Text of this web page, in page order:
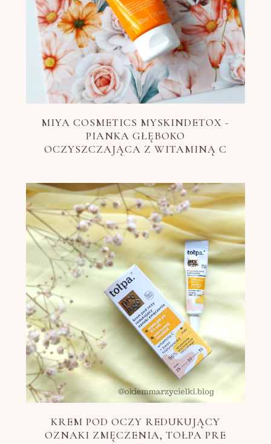
MIYA COSMETICS MYSKINDETOX -
PIANKA GŁĘBOKO
OCZYSZCZAJĄCA Z WITAMINĄ C
KREM POD OCZY REDUKUJĄCY
OZNAKI ZMĘCZENIA, TOŁPA PRE